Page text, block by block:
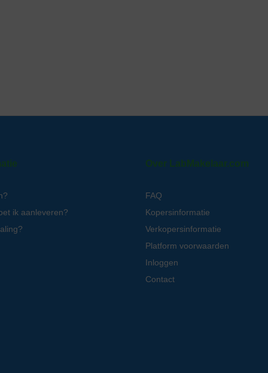
ik aanleveren?
Over LabMakelaar.com
FAQ
Kopersinformatie
Verkopersinformatie
Platform voorwaarden
Inloggen
Contact